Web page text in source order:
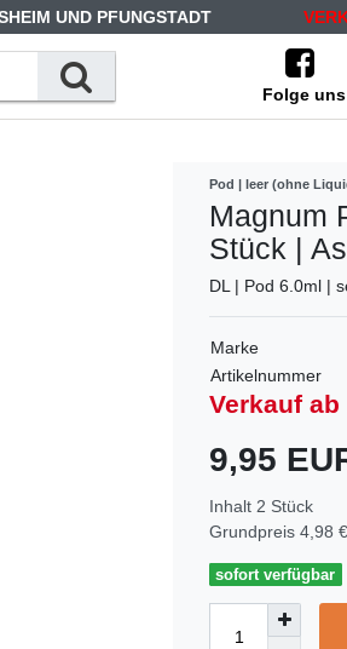
UND PFUNGSTADT
Folge uns
Pod | leer (ohne
Magnum
Stück |
DL | Pod 6.0ml |
Marke
Artikelnummer
Verkauf ab
9,95
Inhalt 2 Stück
Grundpreis 4,98
sofort verfügbar